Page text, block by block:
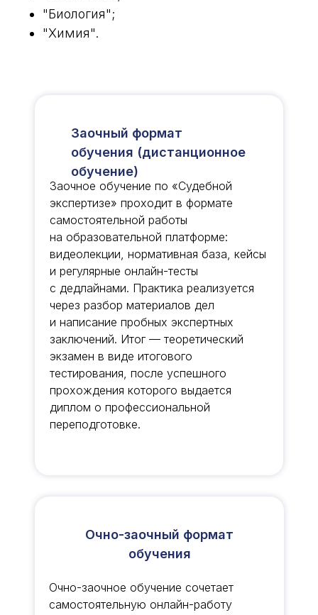
"Биология";
"Химия".
Очно-заочный формат
обучения
Заочный формат
обучения (дистанционное
обучение)
Очно-заочное обучение сочетает
самостоятельную онлайн-работу
Заочное обучение по «Судебной
экспертизе» проходит в формате
самостоятельной работы
на образовательной платформе:
видеолекции, нормативная база, кейсы
и регулярные онлайн-тесты
с дедлайнами. Практика реализуется
через разбор материалов дел
и написание пробных экспертных
заключений. Итог — теоретический
экзамен в виде итогового
тестирования, после успешного
прохождения которого выдается
диплом о профессиональной
переподготовке.